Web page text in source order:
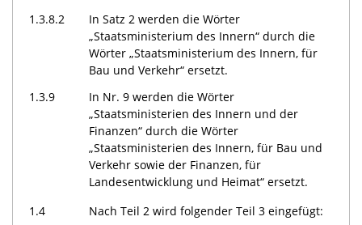
1.3.8.2
In Satz 2 werden die Wörter
„Staatsministerium des Innern“ durch die
Wörter „Staatsministerium des Innern, für
Bau und Verkehr“ ersetzt.
1.3.9
In Nr. 9 werden die Wörter
„Staatsministerien des Innern und der
Finanzen“ durch die Wörter
„Staatsministerien des Innern, für Bau und
Verkehr sowie der Finanzen, für
Landesentwicklung und Heimat“ ersetzt.
1.4
Nach Teil 2 wird folgender Teil 3 eingefügt: